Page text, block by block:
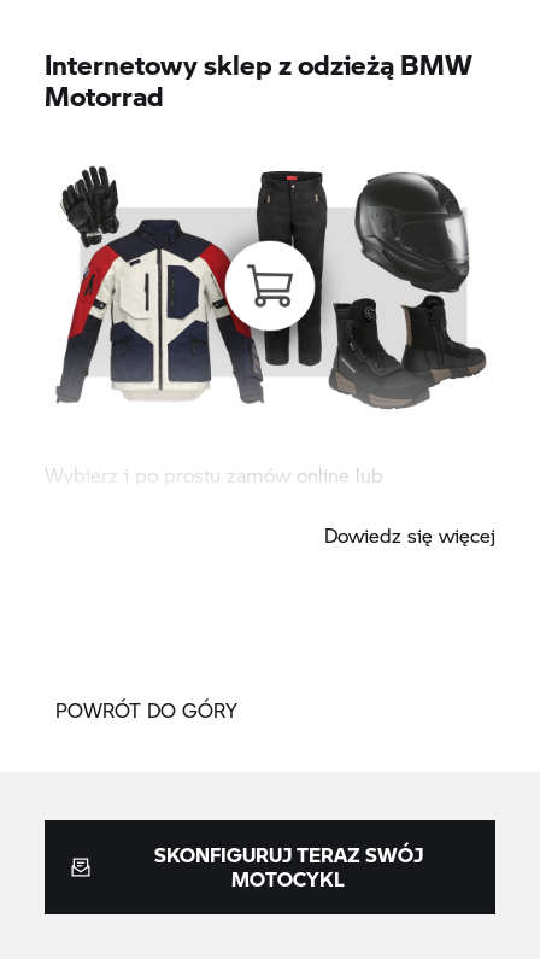
Internetowy sklep z odzieżą BMW
Motorrad
Wybierz i po prostu zamów online lub
Dowiedz się więcej
POWRÓT DO GÓRY
SKONFIGURUJ TERAZ SWÓJ
MOTOCYKL